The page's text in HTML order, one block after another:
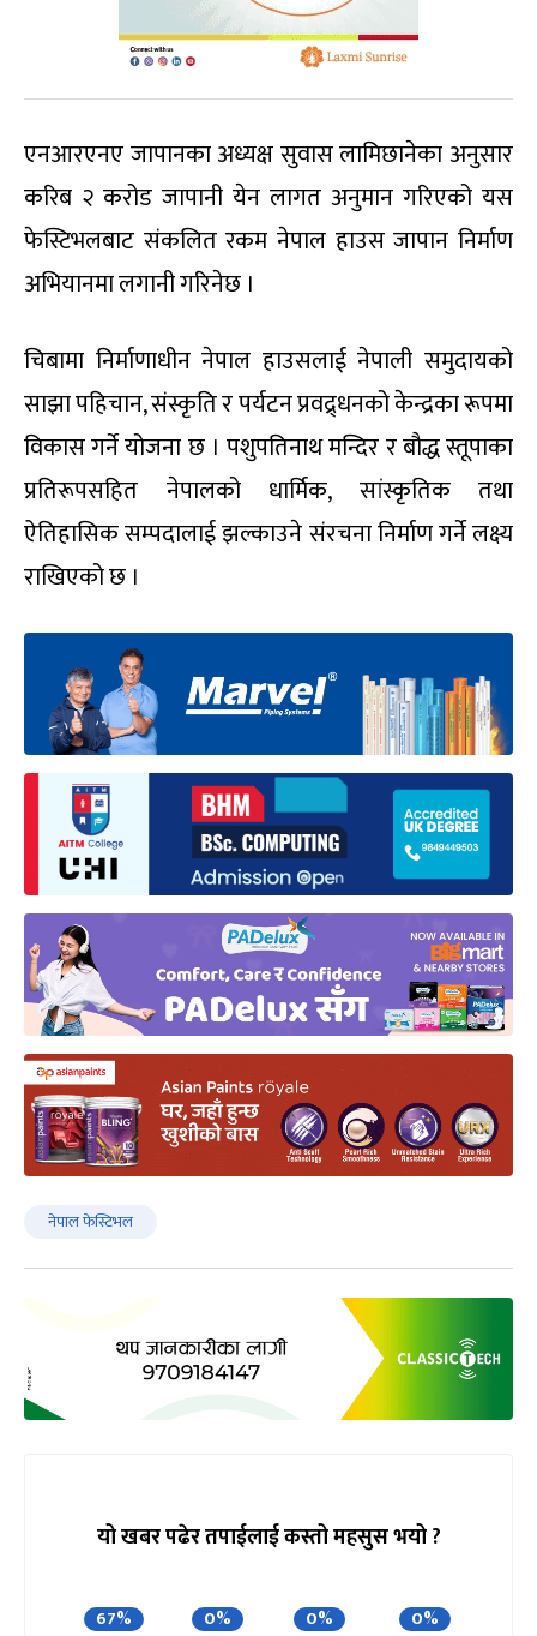
एनआरएनए जापानका अध्यक्ष सुवास लामिछानेका अनुसार
करिब २ करोड जापानी येन लागत अनुमान गरिएको यस
फेस्टिभलबाट संकलित रकम नेपाल हाउस जापान निर्माण
अभियानमा लगानी गरिनेछ ।
चिबामा निर्माणाधीन नेपाल हाउसलाई नेपाली समुदायको
साझा पहिचान, संस्कृति र पर्यटन प्रवद्र्धनको केन्द्रका रूपमा
विकास गर्ने योजना छ । पशुपतिनाथ मन्दिर र बौद्ध स्तूपाका
प्रतिरूपसहित नेपालको धार्मिक, सांस्कृतिक तथा
ऐतिहासिक सम्पदालाई झल्काउने संरचना निर्माण गर्ने लक्ष्य
राखिएको छ ।
नेपाल फेस्टिभल
यो खबर पढेर तपाईलाई कस्तो महसुस भयो ?
67% 0% 0% 0%